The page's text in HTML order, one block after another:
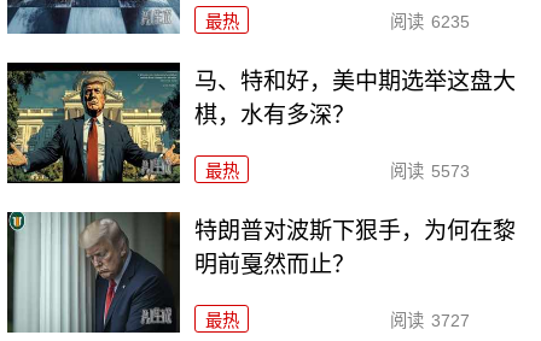
最热 阅读 6235
马、特和好，美中期选举这盘大
棋，水有多深？
最热 阅读 5573
特朗普对波斯下狠手，为何在黎
明前戛然而止？
最热 阅读 3727